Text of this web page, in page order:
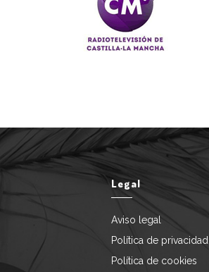
Legal
Aviso legal
Política de privacidad
Política de cookies